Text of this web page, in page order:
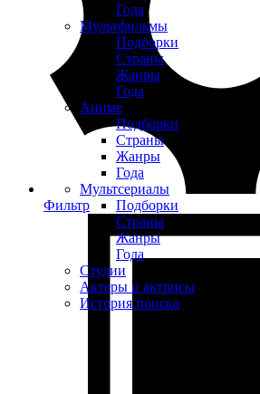
Года
Мультфильмы
Подборки
Страны
Жанры
Года
Аниме
Подборки
Страны
Жанры
Года
Мультсериалы
Подборки
Страны
Жанры
Года
Студии
Актеры и актрисы
История поиска
Фильтр